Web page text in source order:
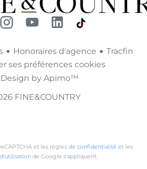
Honoraires d'agence
Tracfin
ses préférences cookies
Design by Apimo™
FINE&COUNTRY
et les règles de confidentialité et les
de Google s'appliquent.